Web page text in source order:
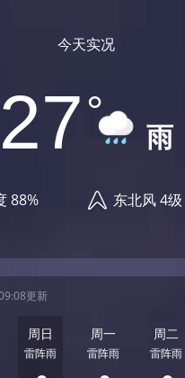
今天实况
27 雨
88% 东北风 4级
更新
周日
雷阵雨
周一
雷阵雨
周二
雷阵雨